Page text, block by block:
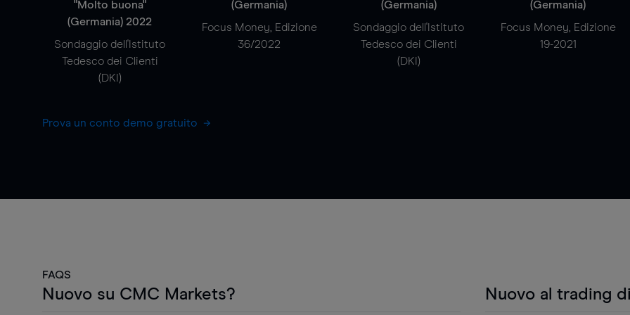
"Molto buona"
(Germania) 2022
Sondaggio dell'Istituto
Tedesco dei Clienti
(DKI)
(Germania)
Focus Money, Edizione
36/2022
(Germania)
Sondaggio dell'Istituto
Tedesco dei Clienti
(DKI)
(Germania)
Focus Money, Edizione
19-2021
Prova un conto demo gratuito
FAQS
Nuovo su CMC Markets? Nuovo al trading